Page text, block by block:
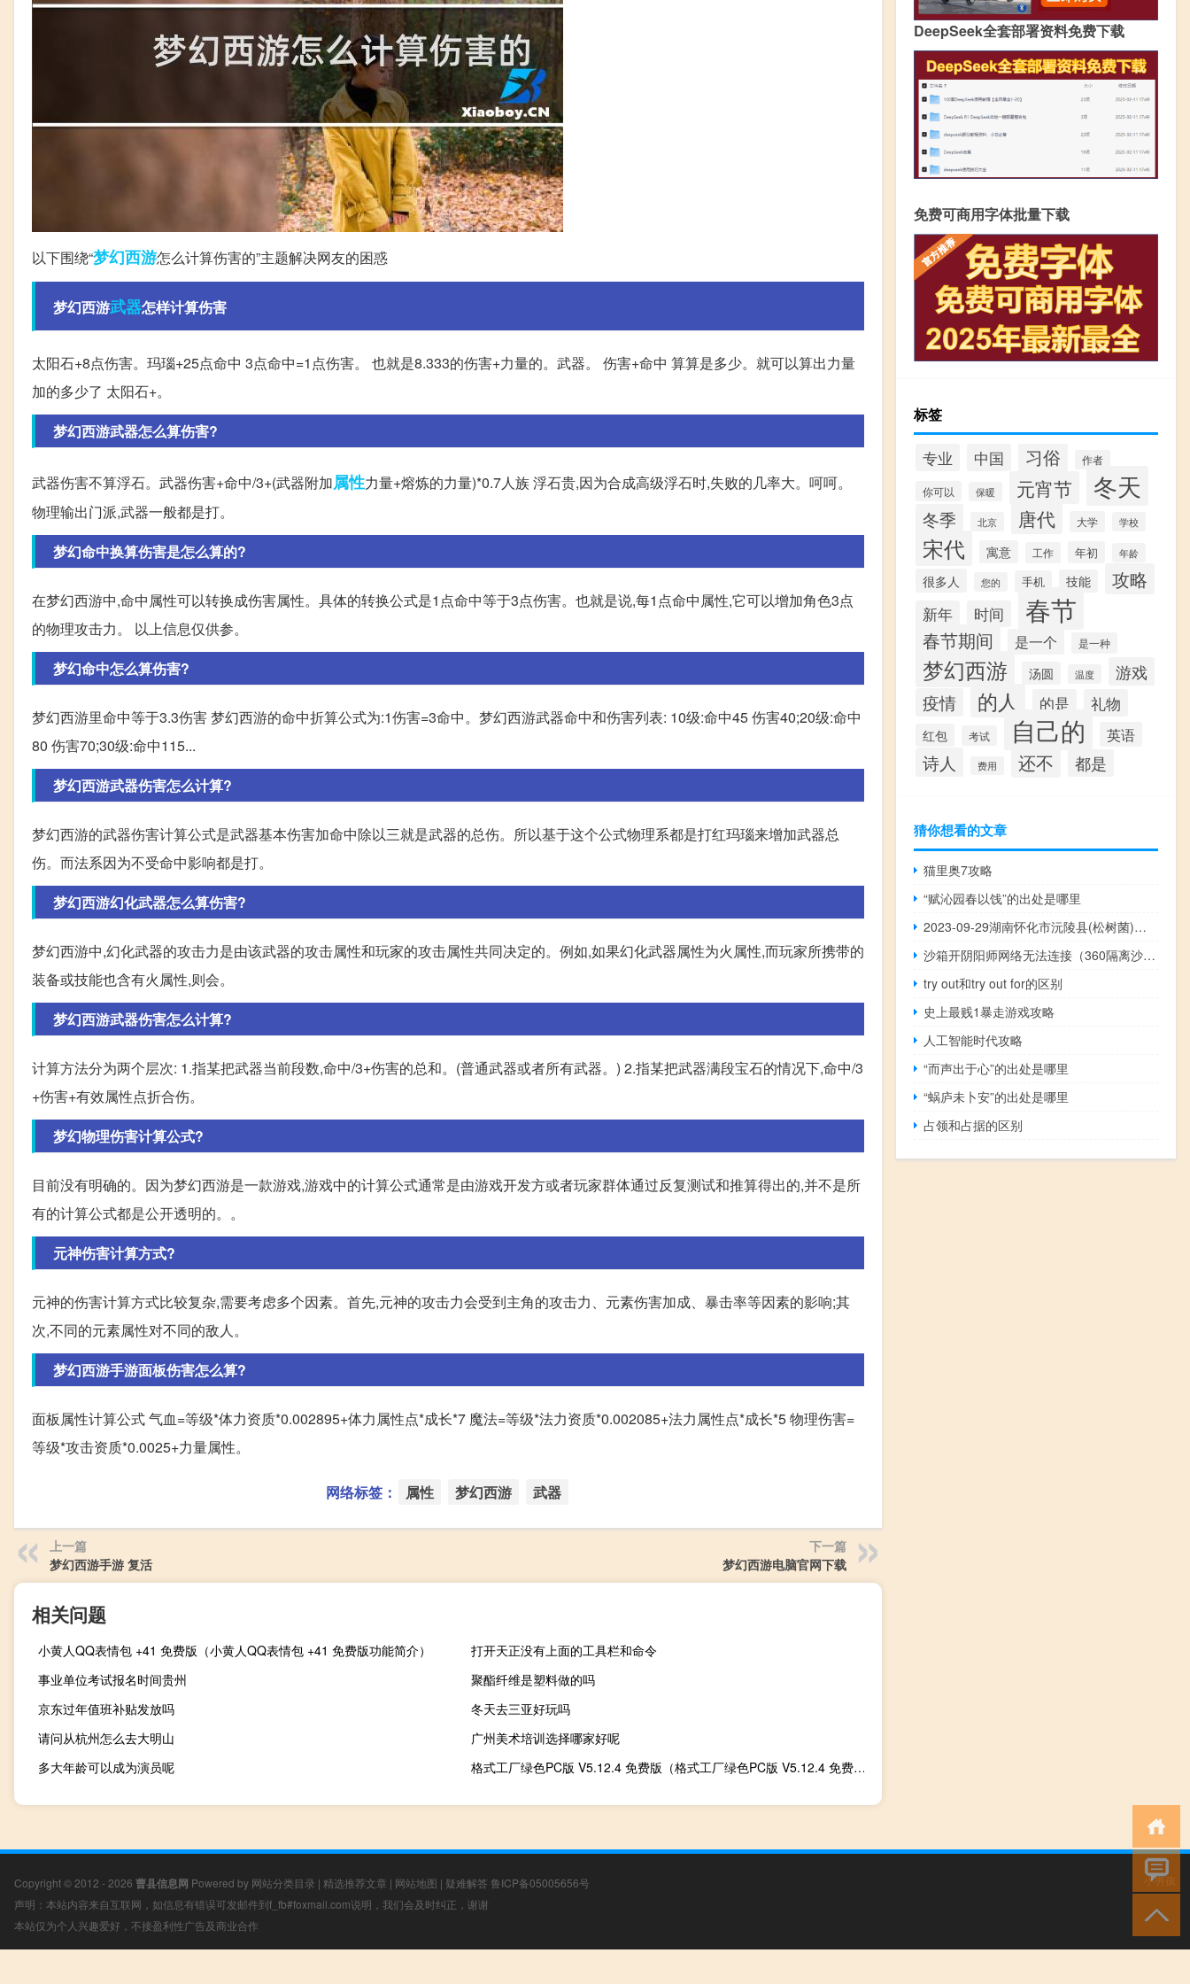
以下围绕“梦幻西游怎么计算伤害的”主题解决网友的困惑
梦幻西游武器怎样计算伤害
太阳石+8点伤害。玛瑙+25点命中 3点命中=1点伤害。 也就是8.333的伤害+力量的。武器。 伤害+命中 算算是多少。就可以算出力量
加的多少了 太阳石+。
梦幻西游武器怎么算伤害?
武器伤害不算浮石。武器伤害+命中/3+(武器附加属性力量+熔炼的力量)*0.7人族 浮石贵,因为合成高级浮石时,失败的几率大。呵呵。
物理输出门派,武器一般都是打。
梦幻命中换算伤害是怎么算的?
在梦幻西游中,命中属性可以转换成伤害属性。具体的转换公式是1点命中等于3点伤害。也就是说,每1点命中属性,它可以增加角色3点
的物理攻击力。 以上信息仅供参。
梦幻命中怎么算伤害?
梦幻西游里命中等于3.3伤害 梦幻西游的命中折算公式为:1伤害=3命中。梦幻西游武器命中和伤害列表: 10级:命中45 伤害40;20级:命中
80 伤害70;30级:命中115...
梦幻西游武器伤害怎么计算?
梦幻西游的武器伤害计算公式是武器基本伤害加命中除以三就是武器的总伤。所以基于这个公式物理系都是打红玛瑙来增加武器总
伤。而法系因为不受命中影响都是打。
梦幻西游幻化武器怎么算伤害?
梦幻西游中,幻化武器的攻击力是由该武器的攻击属性和玩家的攻击属性共同决定的。例如,如果幻化武器属性为火属性,而玩家所携带的
装备或技能也含有火属性,则会。
梦幻西游武器伤害怎么计算?
计算方法分为两个层次: 1.指某把武器当前段数,命中/3+伤害的总和。(普通武器或者所有武器。) 2.指某把武器满段宝石的情况下,命中/3
+伤害+有效属性点折合伤。
梦幻物理伤害计算公式?
目前没有明确的。因为梦幻西游是一款游戏,游戏中的计算公式通常是由游戏开发方或者玩家群体通过反复测试和推算得出的,并不是所
有的计算公式都是公开透明的。。
元神伤害计算方式?
元神的伤害计算方式比较复杂,需要考虑多个因素。首先,元神的攻击力会受到主角的攻击力、元素伤害加成、暴击率等因素的影响;其
次,不同的元素属性对不同的敌人。
梦幻西游手游面板伤害怎么算?
面板属性计算公式 气血=等级*体力资质*0.002895+体力属性点*成长*7 魔法=等级*法力资质*0.002085+法力属性点*成长*5 物理伤害=
等级*攻击资质*0.0025+力量属性。
网络标签： 属性 梦幻西游 武器
上一篇
梦幻西游手游 复活
下一篇
梦幻西游电脑官网下载
相关问题
小黄人QQ表情包 +41 免费版（小黄人QQ表情包 +41 免费版功能简介）
打开天正没有上面的工具栏和命令
事业单位考试报名时间贵州
聚酯纤维是塑料做的吗
京东过年值班补贴发放吗
冬天去三亚好玩吗
请问从杭州怎么去大明山
广州美术培训选择哪家好呢
多大年龄可以成为演员呢
格式工厂绿色PC版 V5.12.4 免费版（格式工厂绿色PC版 V5.12.4 免费版功能简介）
DeepSeek全套部署资料免费下载
免费可商用字体批量下载
标签
专业 中国 习俗 作者
你可以 保暖 元宵节 冬天
冬季 北京 唐代 大学 学校
宋代 寓意 工作 年初 年龄
很多人 您的 手机 技能 攻略
新年 时间 春节
春节期间 是一个 是一种
梦幻西游 汤圆 温度
游戏
疫情
的人 的是 礼物
红包 考试 自己的 英语
诗人 费用 还不 都是
猜你想看的文章
猫里奥7攻略
“赋沁园春以饯”的出处是哪里
2023-09-29湖南怀化市沅陵县(松树菌)的报价是多少
沙箱开阴阳师网络无法连接（360隔离沙箱打不开阴阳师未响应）
try out和try out for的区别
史上最贱1暴走游戏攻略
人工智能时代攻略
“而声出于心”的出处是哪里
“蜗庐未卜安”的出处是哪里
占领和占据的区别
Copyright © 2012 - 2026 曹县信息网 Powered by 网站分类目录 | 精选推荐文章 | 网站地图 | 疑难解答 鲁ICP备05005656号
声明：本站内容来自互联网，如信息有错误可发邮件到f_fb#foxmail.com说明，我们会及时纠正，谢谢
本站仅为个人兴趣爱好，不接盈利性广告及商业合作
小男孩